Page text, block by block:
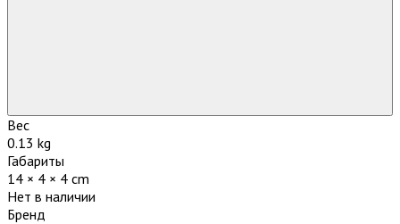
Вес
0.13 kg
Габариты
14 × 4 × 4 cm
Нет в наличии
Бренд